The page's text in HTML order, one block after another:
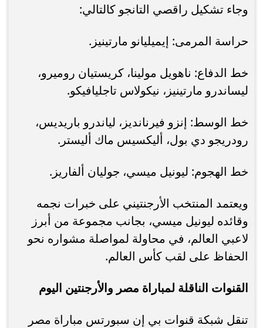
وجاء تشكيل راقصي التانجو كالتالي:
حراسة المرمى: إيميليانو مارتينيز.
خط الدفاع: ناهويل مولينا، كريستيان روميرو،
ليساندرو مارتينيز، نيكولاس تاجليافيكو.
خط الوسط: إنزو فيرنانديز، لياندرو باريديس،
رودريجو دي بول، أليكسيس ماك أليستر.
خط الهجوم: ليونيل ميسي، جوليان ألفاريز.
ويعتمد المنتخب الأرجنتيني على خبرات نجمه
وقائده ليونيل ميسي، بجانب مجموعة من أبرز
لاعبي العالم، في محاولة لمواصلة مشواره نحو
الحفاظ على لقب كأس العالم.
القنوات الناقلة لمباراة مصر والأرجنتين اليوم
تنقل شبكة قنوات بي إن سبورتس مباراة مصر